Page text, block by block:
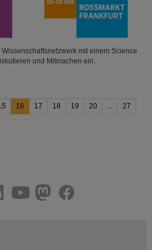
mit einem Science
und Mitmachen ein.
16 17 18 19 20 ...
27